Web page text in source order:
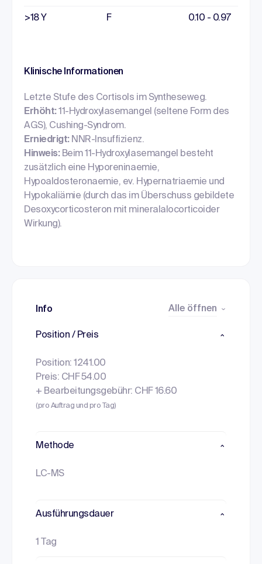
>18 Y F 0.10 - 0.97
Klinische Informationen
Letzte Stufe des Cortisols im Syntheseweg.
Erhöht:11-Hydroxylasemangel (seltene Form des
AGS), Cushing-Syndrom.
Erniedrigt:NNR-Insuffizienz.
Hinweis:Beim 11-Hydroxylasemangel besteht
zusätzlich eine Hyporeninaemie,
Hypoaldosteronaemie, ev. Hypernatriaemie und
Hypokaliämie (durch das im Überschuss gebildete
Desoxycorticosteron mit mineralalocorticoider
Wirkung).
Info Alle öffnen
Position / Preis
Position: 1241.00
Preis: CHF 54.00
+ Bearbeitungsgebühr: CHF 16.60
(pro Auftrag und pro Tag)
Methode
LC-MS
Ausführungsdauer
1 Tag